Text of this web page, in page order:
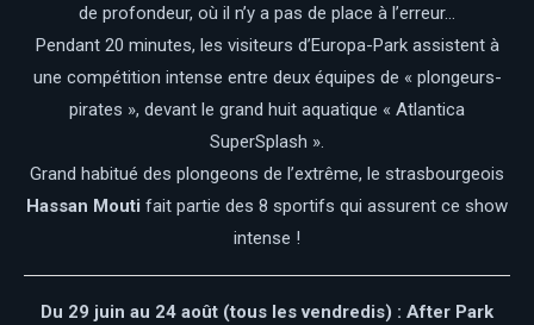
de profondeur, où il n’y a pas de place à l’erreur…
Pendant 20 minutes, les visiteurs d’Europa-Park assistent à
une compétition intense entre deux équipes de « plongeurs-
pirates », devant le grand huit aquatique « Atlantica
SuperSplash ».
Grand habitué des plongeons de l’extrême, le strasbourgeois
Hassan Mouti fait partie des 8 sportifs qui assurent ce show
intense !
Du 29 juin au 24 août (tous les vendredis) : After Park